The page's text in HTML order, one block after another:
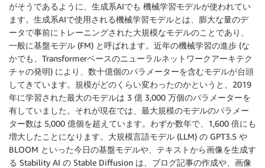
がそうであるように、生成系AIでも 機械学習モデルが使われてい
ます。生成系AIで使用される機械学習モデルとは、膨大な量のデ
ータで事前にトレーニングされた大規模なモデルのことであり、
一般に基盤モデル (FM) と呼ばれます。近年の機械学習の進歩 (な
かでも、Transformerベースのニューラルネットワークアーキテク
チャの発明) により、数十億個のパラメーターを含むモデルが台頭
してきています。規模がどのくらい変わったのかというと、2019
年に学習された最大のモデルは 3 億 3,000 万個のパラメーターを
有していました。それが現在では、最大規模のモデルのパラメー
ター数は 5,000 億個を超えています。わずか数年で、1,600 倍にも
増大したことになります。大規模言語モデル (LLM) の GPT3.5 や
BLOOM といった今日の基盤モデルや、テキストから画像を生成す
る Stability AI の Stable Diffusion は、ブログ記事の作成や、画像